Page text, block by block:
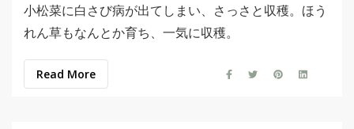
小松菜に白さび病が出てしまい、さっさと収穫。ほう
れん草もなんとか育ち、一気に収穫。
Read More